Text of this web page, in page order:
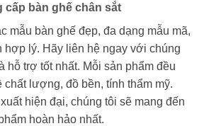
cấp bàn ghế chân sắt
mẫu bàn ghế đẹp, đa dạng mẫu mã,
hợp lý. Hãy liên hệ ngay với chúng
hỗ trợ tốt nhất. Mỗi sản phẩm đều
lượng, đồ bền, tính thẩm mỹ.
hiện đại, chúng tôi sẽ mang đến
hoàn hảo nhất.